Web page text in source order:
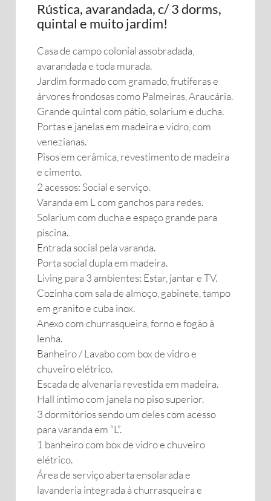
Rústica, avarandada, c/ 3 dorms,
quintal e muito jardim!
Casa de campo colonial assobradada,
avarandada e toda murada.
Jardim formado com gramado, frutíferas e
árvores frondosas como Palmeiras, Araucária.
Grande quintal com pátio, solarium e ducha.
Portas e janelas em madeira e vidro, com
venezianas.
Pisos em cerâmica, revestimento de madeira
e cimento.
2 acessos: Social e serviço.
Varanda em L com ganchos para redes.
Solarium com ducha e espaço grande para
piscina.
Entrada social pela varanda.
Porta social dupla em madeira.
Living para 3 ambientes: Estar, jantar e TV.
Cozinha com sala de almoço, gabinete, tampo
em granito e cuba inox.
Anexo com churrasqueira, forno e fogão à
lenha.
Banheiro / Lavabo com box de vidro e
chuveiro elétrico.
Escada de alvenaria revestida em madeira.
Hall íntimo com janela no piso superior.
3 dormitórios sendo um deles com acesso
para varanda em “L”.
1 banheiro com box de vidro e chuveiro
elétrico.
Área de serviço aberta ensolarada e
lavanderia integrada à churrasqueira e